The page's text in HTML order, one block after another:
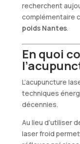
recherchent
complémentaire
poids Nantes.
En quoi
L’acupuncture
techniques
décennies.
Au lieu d’utiliser
laser froid